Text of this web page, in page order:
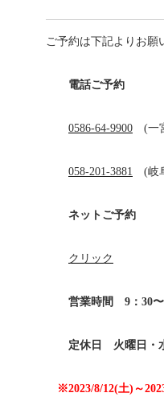
ご予約は下記よりお願
電話ご予約
0586-64-9900 (一
058-201-3881 (岐
ネットご予約
クリック
営業時間 9：30〜
定休日 火曜日・
※2023/8/12(土)～